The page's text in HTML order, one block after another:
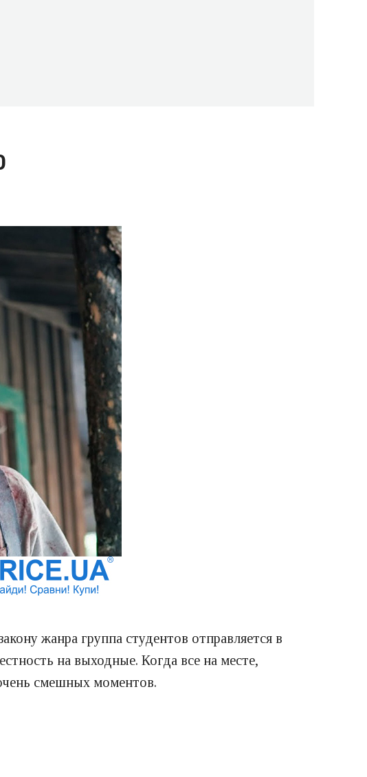
жанра группа студентов отправляется в
на выходные. Когда все на месте,
смешных моментов.